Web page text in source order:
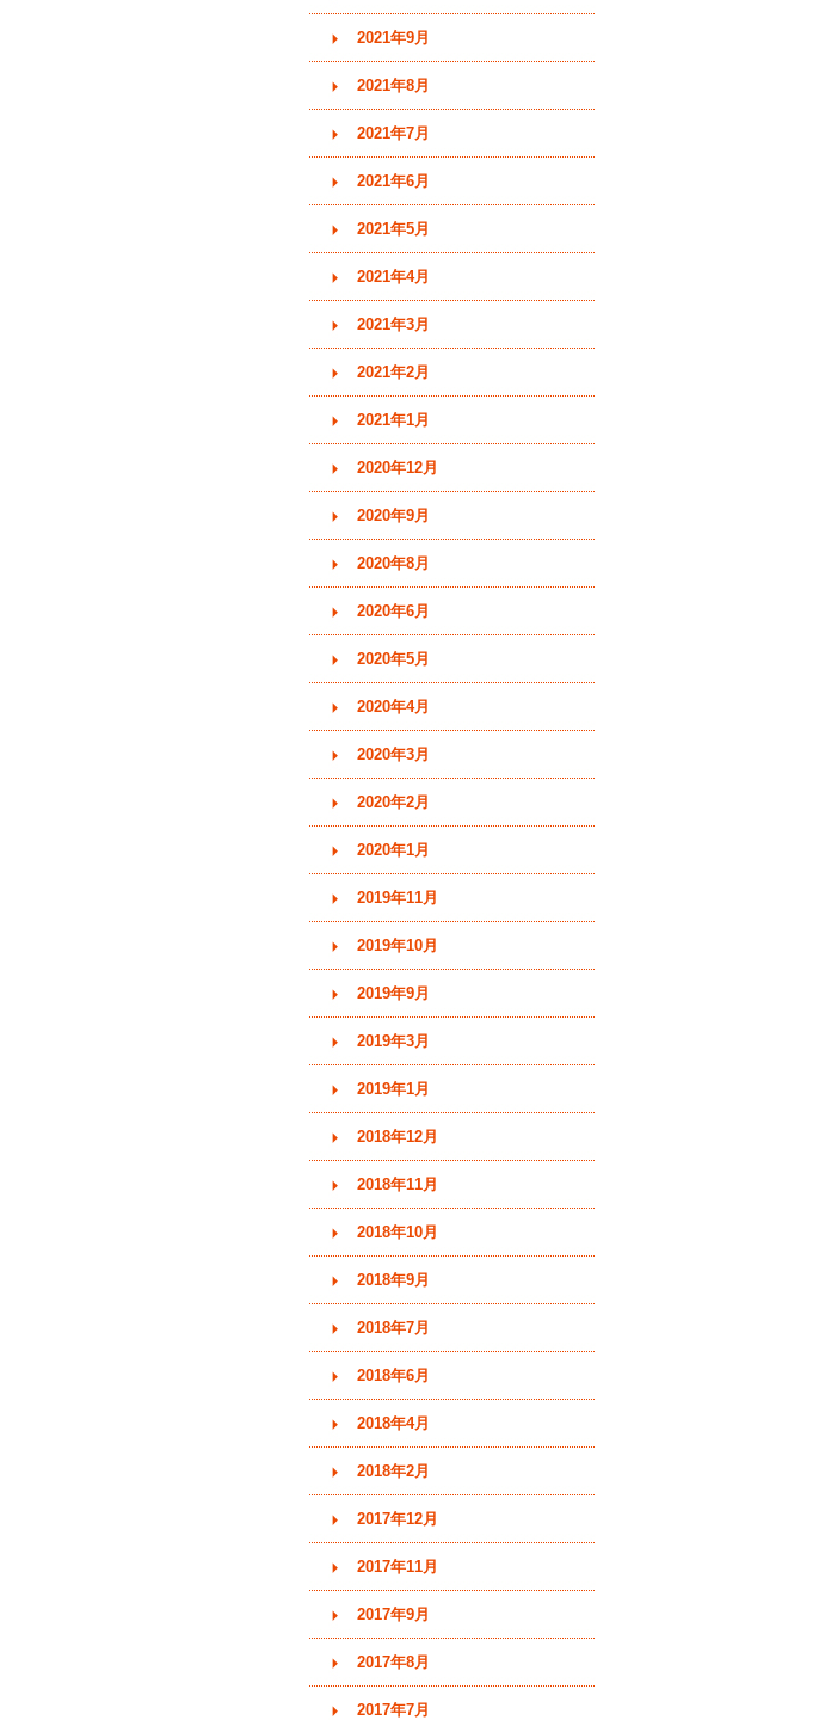
2021年9月
2021年8月
2021年7月
2021年6月
2021年5月
2021年4月
2021年3月
2021年2月
2021年1月
2020年12月
2020年9月
2020年8月
2020年6月
2020年5月
2020年4月
2020年3月
2020年2月
2020年1月
2019年11月
2019年10月
2019年9月
2019年3月
2019年1月
2018年12月
2018年11月
2018年10月
2018年9月
2018年7月
2018年6月
2018年4月
2018年2月
2017年12月
2017年11月
2017年9月
2017年8月
2017年7月